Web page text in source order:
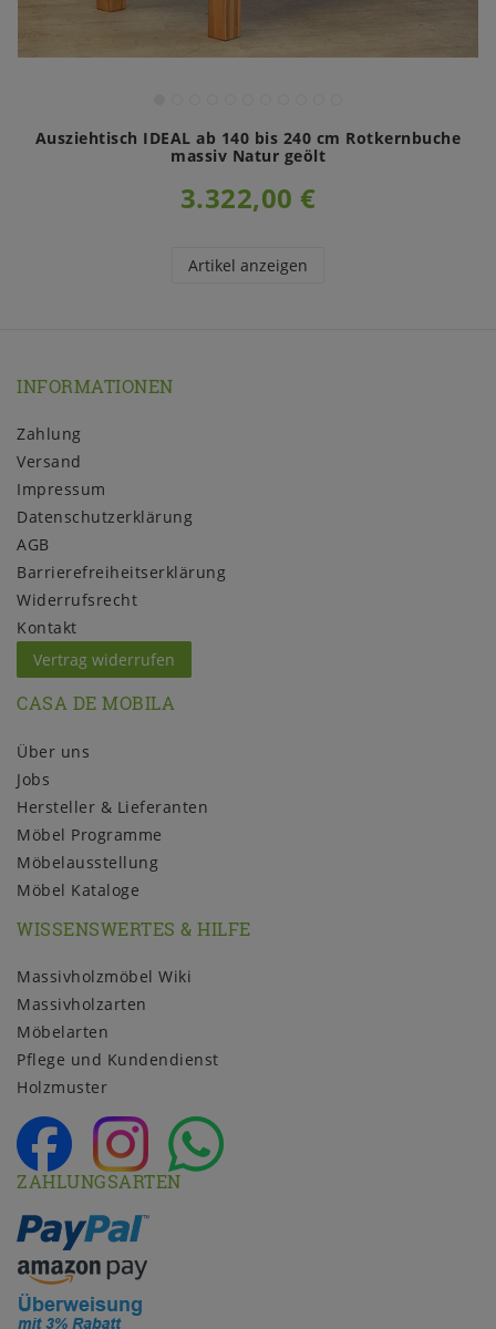
Ausziehtisch IDEAL ab 140 bis 240 cm Rotkernbuche
massiv Natur geölt
3.322,00 €
Artikel anzeigen
INFORMATIONEN
Zahlung
Versand
Impressum
Daten­schutz­erklärung
AGB
Barrierefreiheitserklärung
Widerrufs­recht
Kontakt
Vertrag widerrufen
CASA DE MOBILA
Über uns
Jobs
Hersteller & Lieferanten
Möbel Programme
Möbelausstellung
Möbel Kataloge
WISSENSWERTES & HILFE
Massivholzmöbel Wiki
Massivholzarten
Möbelarten
Pflege und Kundendienst
Holzmuster
ZAHLUNGSARTEN